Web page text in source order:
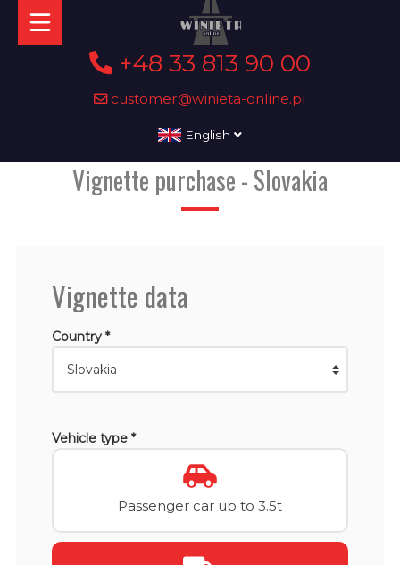
+48 33 813 90 00
customer@winieta-online.pl
English
Vignette purchase - Slovakia
Vignette data
Country *
Vehicle type *
Passenger car up to 3.5t